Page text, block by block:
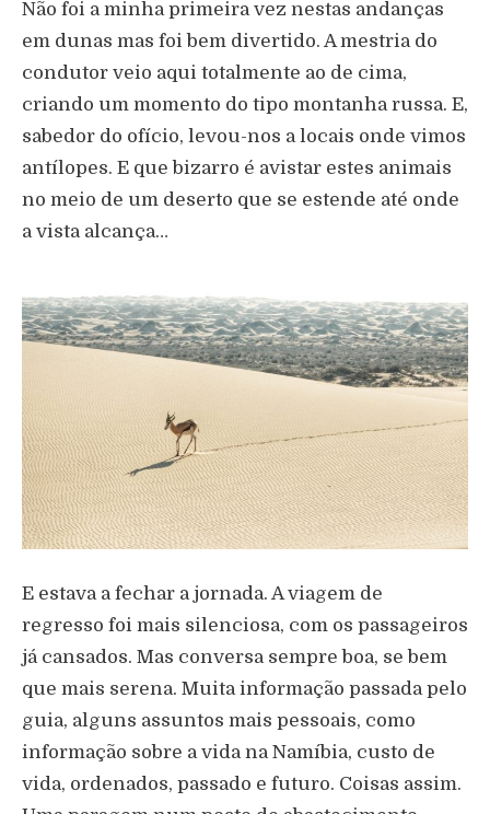
Não foi a minha primeira vez nestas andanças
em dunas mas foi bem divertido. A mestria do
condutor veio aqui totalmente ao de cima,
criando um momento do tipo montanha russa. E,
sabedor do ofício, levou-nos a locais onde vimos
antílopes. E que bizarro é avistar estes animais
no meio de um deserto que se estende até onde
a vista alcança…
E estava a fechar a jornada. A viagem de
regresso foi mais silenciosa, com os passageiros
já cansados. Mas conversa sempre boa, se bem
que mais serena. Muita informação passada pelo
guia, alguns assuntos mais pessoais, como
informação sobre a vida na Namíbia, custo de
vida, ordenados, passado e futuro. Coisas assim.